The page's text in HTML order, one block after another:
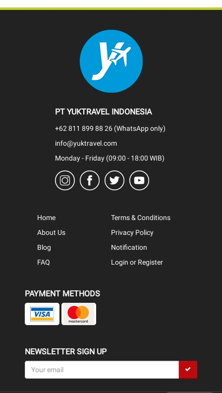
PT YUKTRAVEL INDONESIA
+62 811 899 88 26 (WhatsApp only)
info@yuktravel.com
Monday - Friday (09:00 - 18:00 WIB)
Home
About Us
Blog
FAQ
Terms & Conditions
Privacy Policy
Notification
Login or Register
PAYMENT METHODS
NEWSLETTER SIGN UP